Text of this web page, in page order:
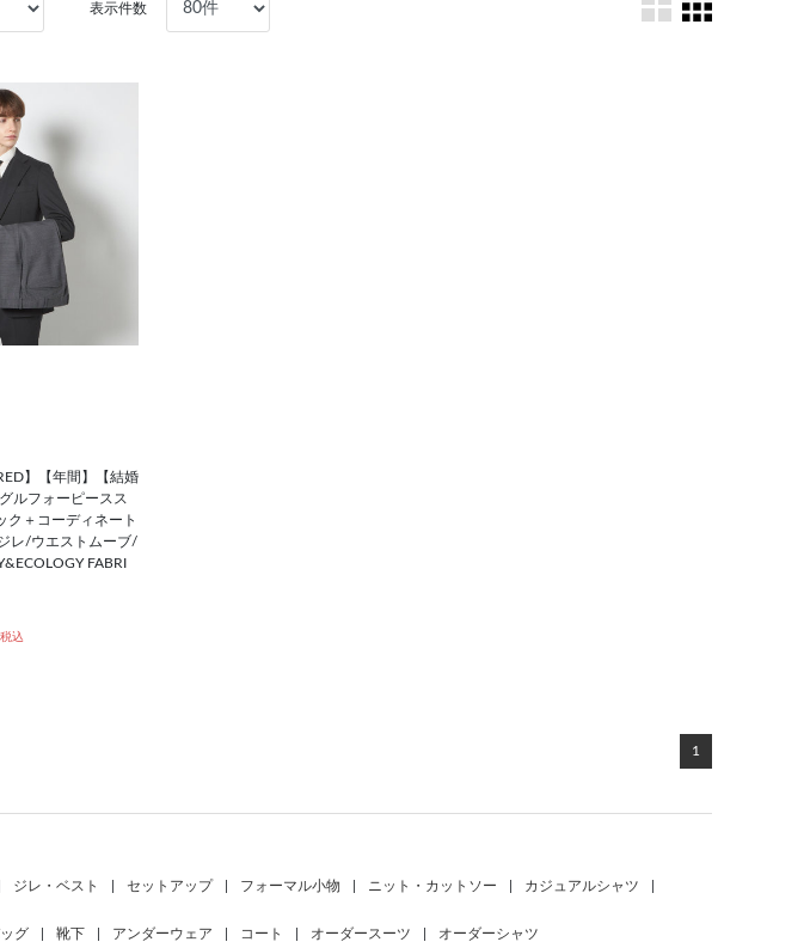
表示件数
】【年間】【結婚
ルフォーピースス
ク＋コーディネート
レ/ウエストムーブ/
FABRI
税込
1
ジレ・ベスト セットアップ フォーマル小物 ニット・カットソー カジュアルシャツ
グ 靴下 アンダーウェア コート オーダースーツ オーダーシャツ